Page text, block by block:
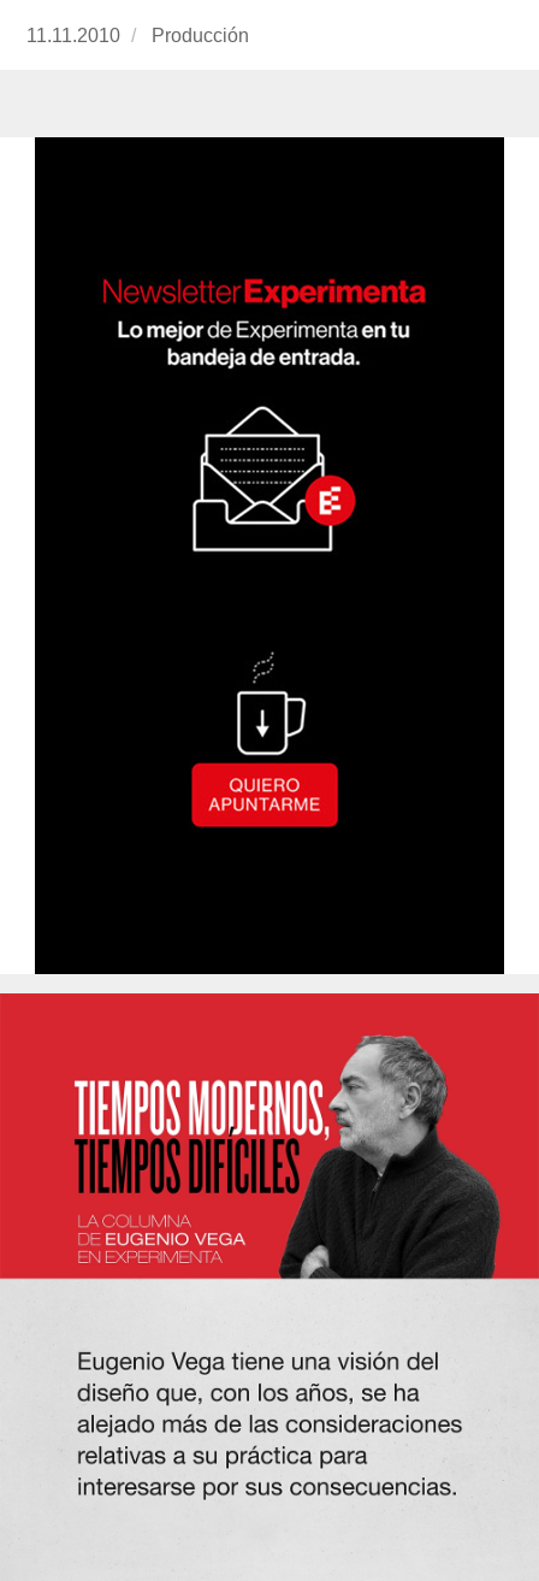
Publicado
11.11.2010 https://www.experimenta.es/author/
Producción